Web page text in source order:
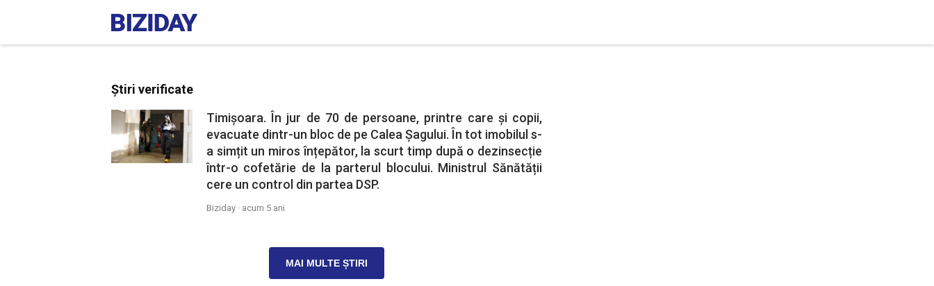
Știri verificate
Timișoara. În jur de 70 de persoane, printre care și copii,
evacuate dintr-un bloc de pe Calea Șagului. În tot imobilul s-
a simțit un miros înțepător, la scurt timp după o dezinsecție
într-o cofetărie de la parterul blocului. Ministrul Sănătății
cere un control din partea DSP.
Biziday · acum 5 ani
MAI MULTE ȘTIRI